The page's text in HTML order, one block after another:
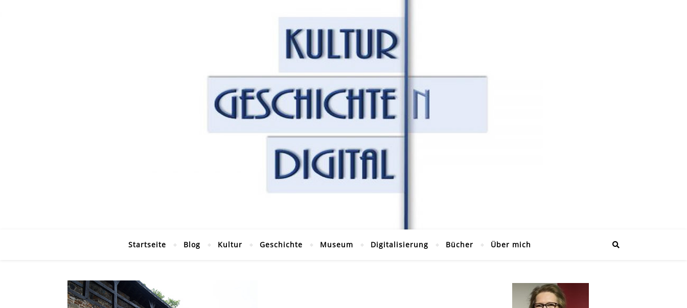
Startseite Blog Kultur Geschichte Museum Digitalisierung Bücher Über mich